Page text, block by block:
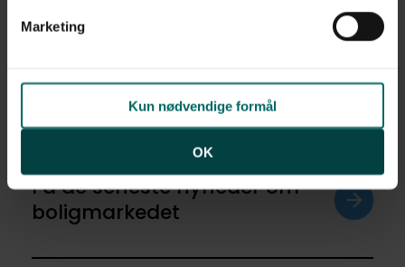
af personoplysninger finder du i vores
privatlivspolitik.
Marketing
Kun nødvendige formål
OK
Få de seneste nyheder om
boligmarkedet